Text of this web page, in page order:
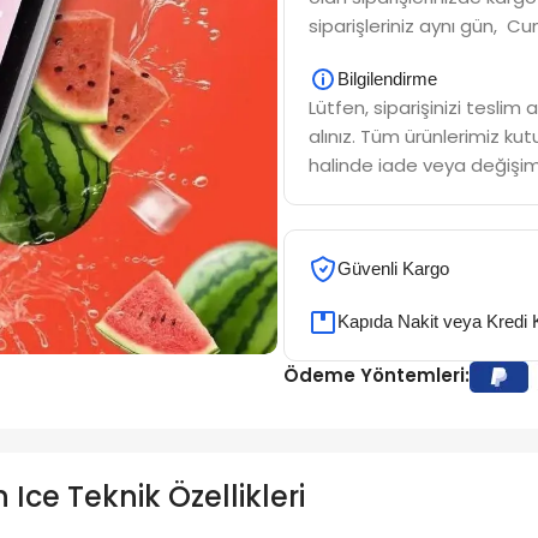
siparişleriniz aynı gün,
Bilgilendirme
Lütfen, siparişinizi teslim
alınız. Tüm ürünlerimiz
halinde iade veya
Güvenli Kargo
Kapıda Nakit veya Kredi
Ödeme Yöntemleri:
Teknik Özellikleri